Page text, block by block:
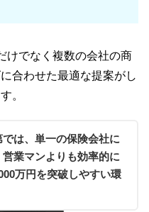
けでなく複数の会社の商
合わせた最適な提案がし
。
は、単一の保険会社に
業マンよりも効率的に
万円を突破しやすい環